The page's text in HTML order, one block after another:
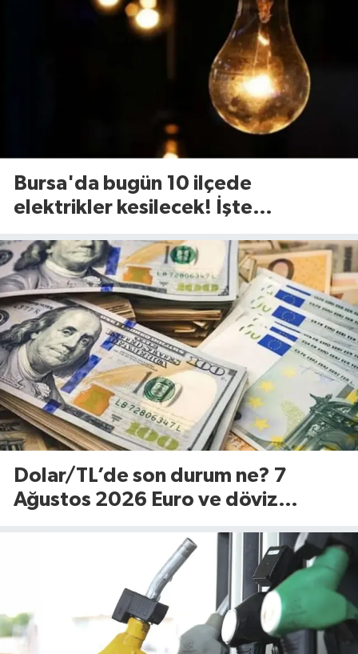
Bursa'da bugün 10 ilçede
elektrikler kesilecek! İşte
Cuma)
Dolar/TL’de son durum ne? 7
Ağustos 2026 Euro ve döviz